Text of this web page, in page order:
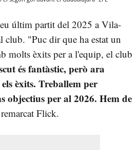
últim partit del 2025 a Vila-
club. "Puc dir que ha estat un
molts èxits per a l'equip, el club
és fantàstic, però ara
èxits. Treballem per
objectius per al 2026. Hem de
Flick.